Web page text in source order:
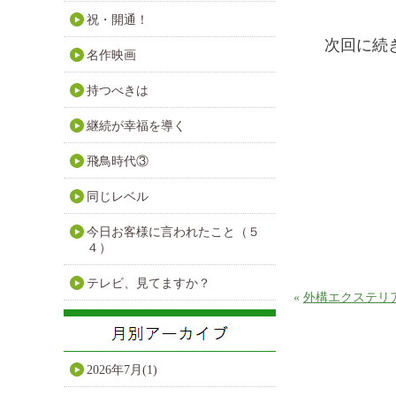
次回に続
« 外構エクステ
祝・開通！
名作映画
持つべきは
継続が幸福を導く
飛鳥時代③
同じレベル
今日お客様に言われたこと（５
４）
テレビ、見てますか？
2026年7月(1)